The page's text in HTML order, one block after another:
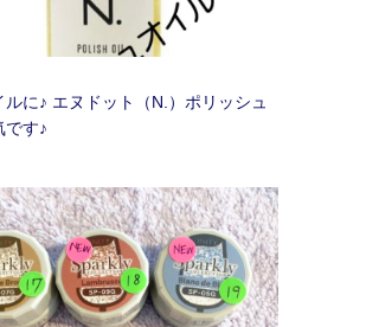
ルに♪ エヌドット（N.）ポリッシュ
です♪